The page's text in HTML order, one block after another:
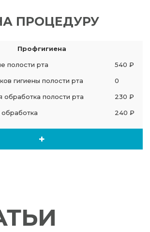
ПРОЦЕДУРУ
Профгигиена
полости рта 540 ₽
гигиены полости рта 0
обработка полости рта 230 ₽
240 ₽
+